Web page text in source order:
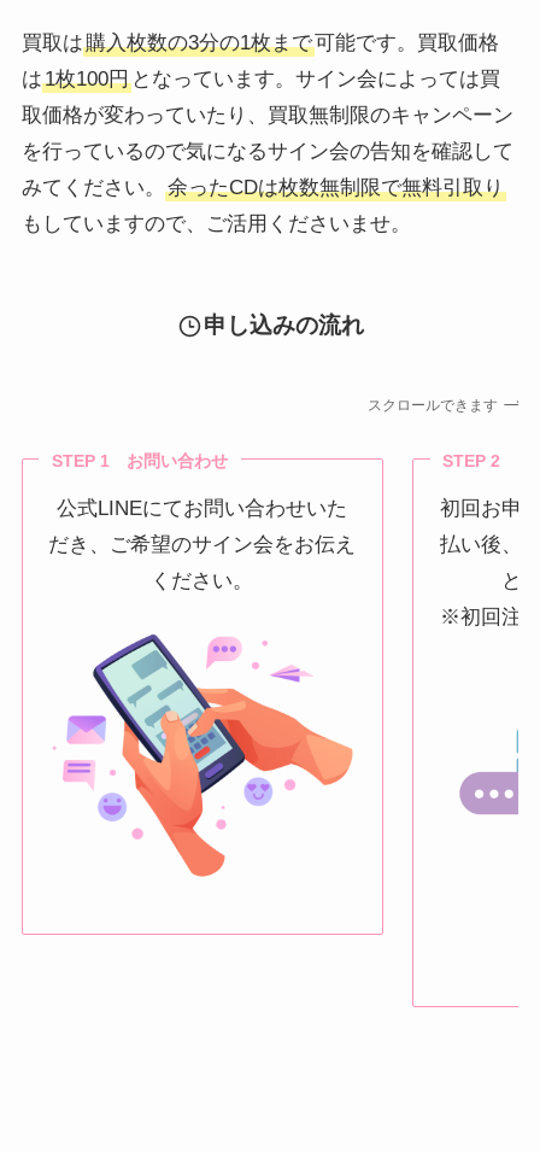
買取は購入枚数の3分の1枚まで可能です。買取価格
は1枚100円となっています。サイン会によっては買
取価格が変わっていたり、買取無制限のキャンペーン
を行っているので気になるサイン会の告知を確認して
みてください。
余ったCDは枚数無制限で無料引取り
もしていますので、ご活用くださいませ。
申し込みの流れ
スクロールできます
STEP 1 お問い合わせ
公式LINEにてお問い合わせいた
だき、ご希望のサイン会をお伝え
ください。
STEP 2 ご
初回お申
払い後、
と
※初回注